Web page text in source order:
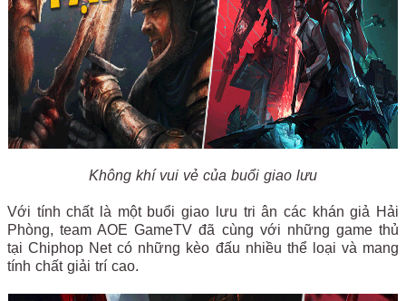
Không khí vui vẻ của buổi giao lưu
Với tính chất là một buổi giao lưu tri ân các khán giả Hải
Phòng, team AOE GameTV đã cùng với những game thủ
tại Chiphop Net có những kèo đấu nhiều thể loại và mang
tính chất giải trí cao.